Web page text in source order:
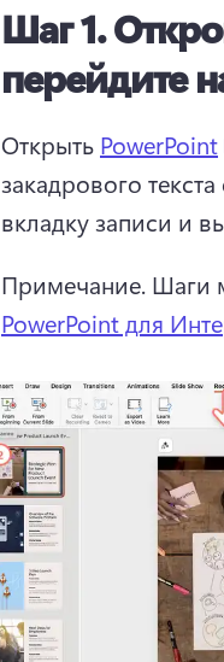
Шаг 1.
перейдите
Открыть PowerPoint
закадрового
вкладку записи и
Примечание. Шаги
PowerPoint для